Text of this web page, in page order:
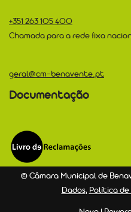
+351 263 105 400
Chamada para a rede fixa
geral@cm-benavente.pt
Documentação
© Câmara Municipal de
Dados, Política de